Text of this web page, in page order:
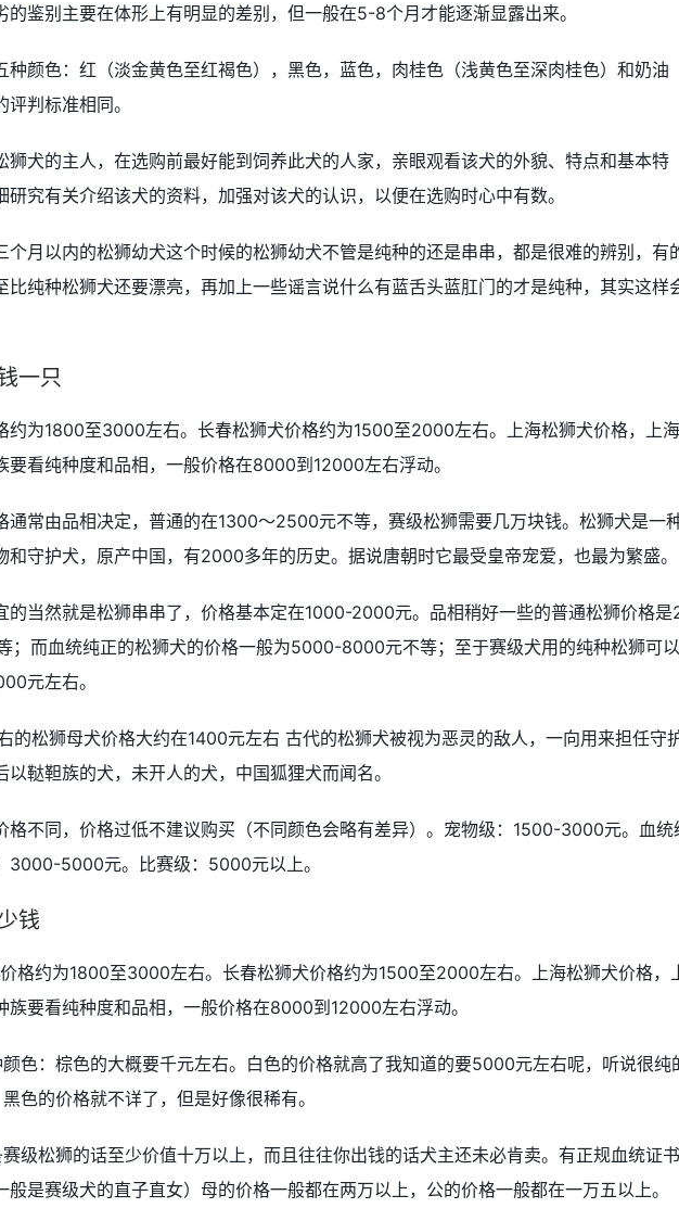
的鉴别主要在体形上有明显的差别，但一般在5-8个月才能逐渐显露出来。
种颜色：红（淡金黄色至红褐色），黑色，蓝色，肉桂色（浅黄色至深肉桂色）和奶油
判标准相同。
狮犬的主人，在选购前最好能到饲养此犬的人家，亲眼观看该犬的外貌、特点和基本特
研究有关介绍该犬的资料，加强对该犬的认识，以便在选购时心中有数。
个月以内的松狮幼犬这个时候的松狮幼犬不管是纯种的还是串串，都是很难的辨别，有
比纯种松狮犬还要漂亮，再加上一些谣言说什么有蓝舌头蓝肛门的才是纯种，其实这样
一只
约为1800至3000左右。长春松狮犬价格约为1500至2000左右。上海松狮犬价格，上海
要看纯种度和品相，一般价格在8000到12000左右浮动。
通常由品相决定，普通的在1300～2500元不等，赛级松狮需要几万块钱。松狮犬是一
和守护犬，原产中国，有2000多年的历史。据说唐朝时它最受皇帝宠爱，也最为繁盛。
的当然就是松狮串串了，价格基本定在1000-2000元。品相稍好一些的普通松狮价格是
；而血统纯正的松狮犬的价格一般为5000-8000元不等；至于赛级犬用的纯种松狮可以
元左右。
的松狮母犬价格大约在1400元左右 古代的松狮犬被视为恶灵的敌人，一向用来担任守
以鞑靼族的犬，未开人的犬，中国狐狸犬而闻名。
格不同，价格过低不建议购买（不同颜色会略有差异）。宠物级：1500-3000元。血统
3000-5000元。比赛级：5000元以上。
钱
格约为1800至3000左右。长春松狮犬价格约为1500至2000左右。上海松狮犬价格，
族要看纯种度和品相，一般价格在8000到12000左右浮动。
色：棕色的大概要千元左右。白色的价格就高了我知道的要5000元左右呢，听说很纯
色的价格就不详了，但是好像很稀有。
级松狮的话至少价值十万以上，而且往往你出钱的话犬主还未必肯卖。有正规血统证书
般是赛级犬的直子直女）母的价格一般都在两万以上，公的价格一般都在一万五以上。